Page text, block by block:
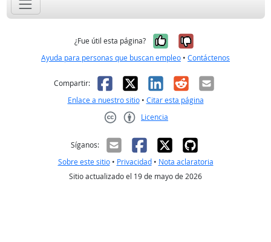
¿Fue útil esta página? Sí, fue útil
No, no fue
Ayuda para personas que buscan empleo • Contáctenos
Compartir: Facebook
X LinkedIn
RedditCorreo
Enlace a nuestro sitio• Citar esta página
Licencia
Síganos:
Sobre este sitio• Privacidad• Nota aclaratoria
Sitio actualizado el 19 de mayo de 2026